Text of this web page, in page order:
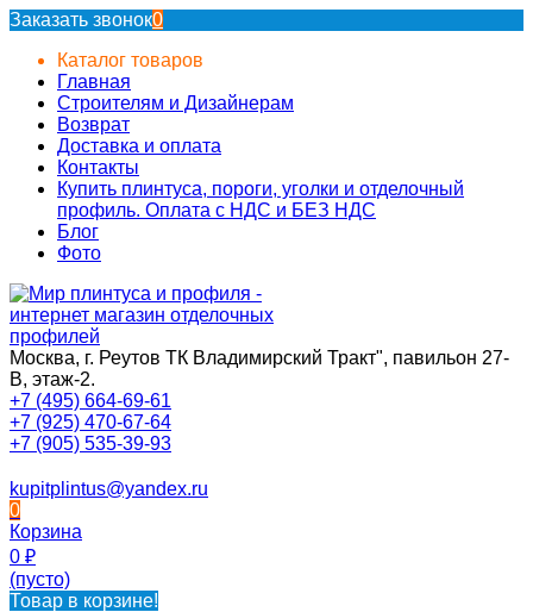
Заказать звонок0
Каталог товаров
Главная
Строителям и Дизайнерам
Возврат
Доставка и оплата
Контакты
Купить плинтуса, пороги, уголки и отделочный
профиль. Оплата с НДС и БЕЗ НДС
Блог
Фото
Москва, г. Реутов ТК Владимирский Тракт", павильон 27-
В, этаж-2.
+7 (495) 664-69-61
+7 (925) 470-67-64
+7 (905) 535-39-93
kupitplintus@yandex.ru
0
Корзина
0 ₽
(пусто)
Товар в корзине!